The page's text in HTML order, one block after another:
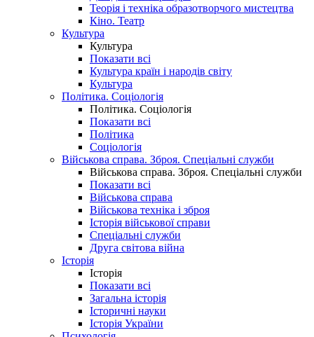
Теорія і техніка образотворчого мистецтва
Кіно. Театр
Культура
Культура
Показати всі
Культура країн і народів світу
Культура
Політика. Соціологія
Політика. Соціологія
Показати всі
Політика
Соціологія
Військова справа. Зброя. Спеціальні служби
Військова справа. Зброя. Спеціальні служби
Показати всі
Військова справа
Військова техніка і зброя
Історія військової справи
Спеціальні служби
Друга світова війна
Історія
Історія
Показати всі
Загальна історія
Історичні науки
Історія України